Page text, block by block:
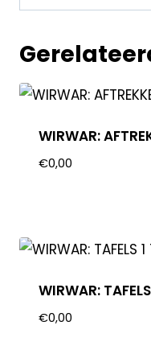
WIRWAR:
€0,00
WIRWAR:
€0,00